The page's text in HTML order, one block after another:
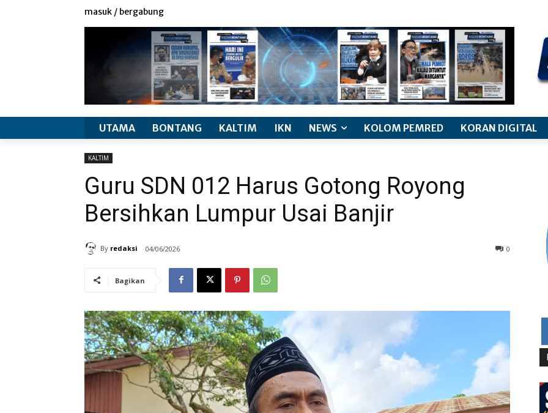
masuk / bergabung
UTAMA BONTANG KALTIM IKN NEWS KOLOM PEMRED KORAN DIGITAL
KALTIM
Guru SDN 012 Harus Gotong Royong
Bersihkan Lumpur Usai Banjir
By redaksi 04/06/2026 0
Bagikan